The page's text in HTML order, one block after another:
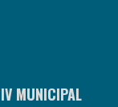
MUNICIPAL